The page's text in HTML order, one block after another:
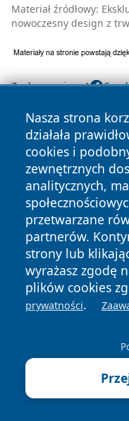
Materiał źródłowy:
nowoczesny design z
Zaobserwuj nas!
Nadchodzące
10 sierpnia
w
22 sierpnia
Twórcza
22 sierpnia
22 sierpnia
Nasza strona
działała
cookies i
zewnętrznych
analitycznych,
przetwarzane
partnerów.
strony lub
wyrażasz zgodę
plików cookies
prywatności.